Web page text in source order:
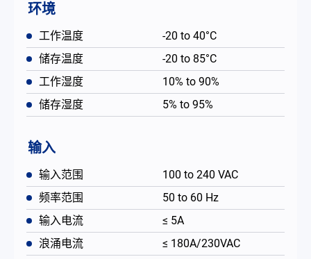
环境
工作温度
-20 to 40°C
储存温度
-20 to 85°C
工作湿度
10% to 90%
储存湿度
5% to 95%
输入
输入范围
100 to 240 VAC
频率范围
50 to 60 Hz
输入电流
≤ 5A
浪涌电流
≤ 180A/230VAC